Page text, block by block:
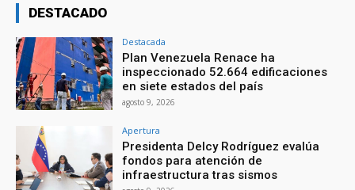
DESTACADO
Destacada
Plan Venezuela Renace ha
inspeccionado 52.664 edificaciones
en siete estados del país
agosto 9, 2026
Apertura
Presidenta Delcy Rodríguez evalúa
fondos para atención de
infraestructura tras sismos